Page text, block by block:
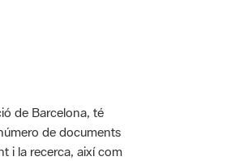
de Barcelona, té
de documents
i la recerca, així com